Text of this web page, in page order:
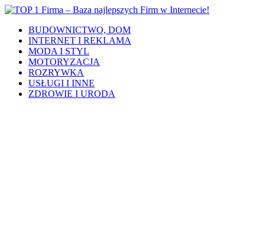
BUDOWNICTWO, DOM
INTERNET I REKLAMA
MODA I STYL
MOTORYZACJA
ROZRYWKA
USŁUGI I INNE
ZDROWIE I URODA